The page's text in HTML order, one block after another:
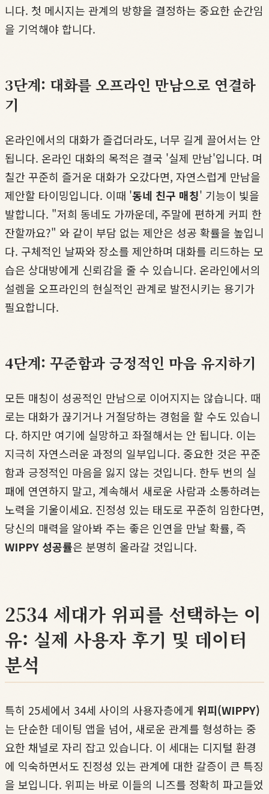
니다. 첫 메시지는 관계의 방향을 결정하는 중요한 순간임
을 기억해야 합니다.
3단계: 대화를 오프라인 만남으로 연결하
기
온라인에서의 대화가 즐겁더라도, 너무 길게 끌어서는 안
됩니다. 온라인 대화의 목적은 결국 '실제 만남'입니다. 며
칠간 꾸준히 즐거운 대화가 오갔다면, 자연스럽게 만남을
제안할 타이밍입니다. 이때 '동네 친구 매칭' 기능이 빛을
발합니다. "저희 동네도 가까운데, 주말에 편하게 커피 한
잔할까요?" 와 같이 부담 없는 제안은 성공 확률을 높입니
다. 구체적인 날짜와 장소를 제안하며 대화를 리드하는 모
습은 상대방에게 신뢰감을 줄 수 있습니다. 온라인에서의
설렘을 오프라인의 현실적인 관계로 발전시키는 용기가
필요합니다.
4단계: 꾸준함과 긍정적인 마음 유지하기
모든 매칭이 성공적인 만남으로 이어지지는 않습니다. 때
로는 대화가 끊기거나 거절당하는 경험을 할 수도 있습니
다. 하지만 여기에 실망하고 좌절해서는 안 됩니다. 이는
지극히 자연스러운 과정의 일부입니다. 중요한 것은 꾸준
함과 긍정적인 마음을 잃지 않는 것입니다. 한두 번의 실
패에 연연하지 말고, 계속해서 새로운 사람과 소통하려는
노력을 기울이세요. 진정성 있는 태도로 꾸준히 임한다면,
당신의 매력을 알아봐 주는 좋은 인연을 만날 확률, 즉
WIPPY 성공률은 분명히 올라갈 것입니다.
2534 세대가 위피를 선택하는 이
유: 실제 사용자 후기 및 데이터
분석
특히 25세에서 34세 사이의 사용자층에게 위피(WIPPY)
는 단순한 데이팅 앱을 넘어, 새로운 관계를 형성하는 중
요한 채널로 자리 잡고 있습니다. 이 세대는 디지털 환경
에 익숙하면서도 진정성 있는 관계에 대한 갈증이 큰 특징
을 보입니다. 위피는 바로 이들의 니즈를 정확히 파고들었